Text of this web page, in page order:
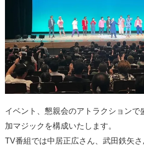
イベント、懇親会のアトラクションで
加マジックを構成いたします。
TV番組では中居正広さん、武田鉄矢